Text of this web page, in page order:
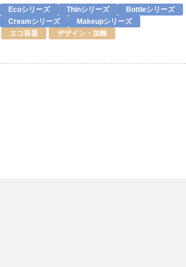
Ecoシリーズ Thinシリーズ
Bottleシリーズ
Creamシリーズ
Makeupシリーズ
エコ容器
デザイン・加飾